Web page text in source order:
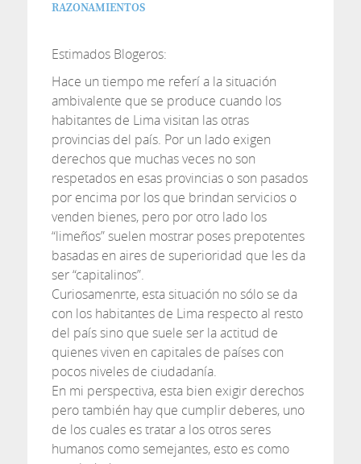
RAZONAMIENTOS
Estimados Blogeros:
Hace un tiempo me referí a la situación
ambivalente que se produce cuando los
habitantes de Lima visitan las otras
provincias del país. Por un lado exigen
derechos que muchas veces no son
respetados en esas provincias o son pasados
por encima por los que brindan servicios o
venden bienes, pero por otro lado los
“limeños” suelen mostrar poses prepotentes
basadas en aires de superioridad que les da
ser “capitalinos”.
Curiosamenrte, esta situación no sólo se da
con los habitantes de Lima respecto al resto
del país sino que suele ser la actitud de
quienes viven en capitales de países con
pocos niveles de ciudadanía.
En mi perspectiva, esta bien exigir derechos
pero también hay que cumplir deberes, uno
de los cuales es tratar a los otros seres
humanos como semejantes, esto es como